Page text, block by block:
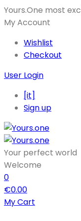
Yours.One most
My Account
Wishlist
Checkout
User Login
[it]
Sign up
Your perfect world
Welcome
0
€0.00
My Cart